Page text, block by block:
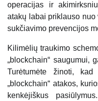
operacijas ir
atakų labai priklauso nuo
sukčiavimo prevencijos
Kilimėlių traukimo
„blockchain“ saugumui,
Turėtumėte žinoti,
„blockchain“ atakos,
kenkėjiškus